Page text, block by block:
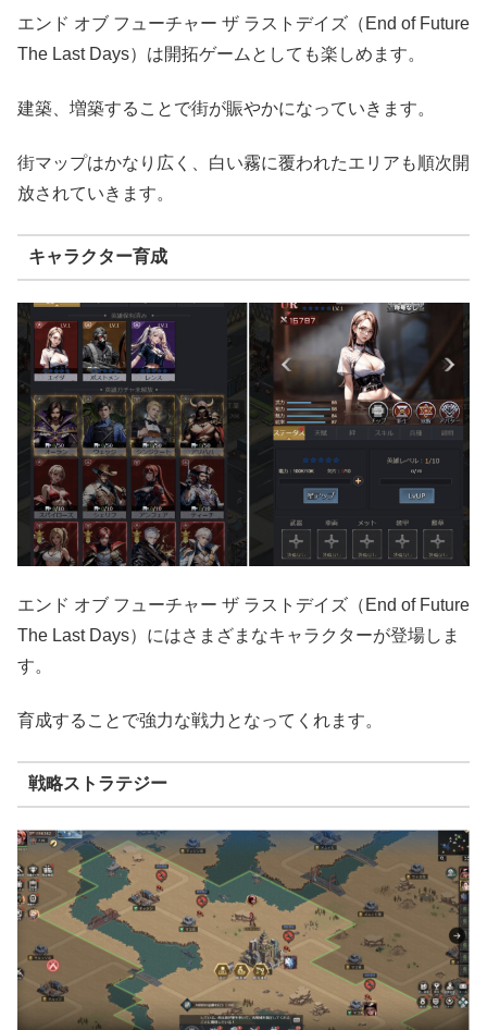
エンド オブ フューチャー ザ ラストデイズ（End of Future
The Last Days）は開拓ゲームとしても楽しめます。
建築、増築することで街が賑やかになっていきます。
街マップはかなり広く、白い霧に覆われたエリアも順次開
放されていきます。
キャラクター育成
エンド オブ フューチャー ザ ラストデイズ（End of Future
The Last Days）にはさまざまなキャラクターが登場しま
す。
育成することで強力な戦力となってくれます。
戦略ストラテジー